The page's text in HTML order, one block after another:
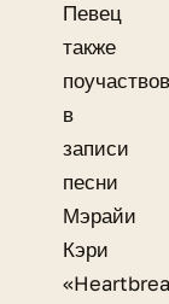
Певец
также
в
записи
песни
Мэрайи
Кэри